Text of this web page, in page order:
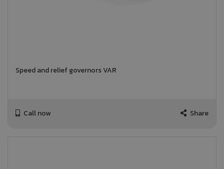
Speed and relief governors VAR
Call now Share